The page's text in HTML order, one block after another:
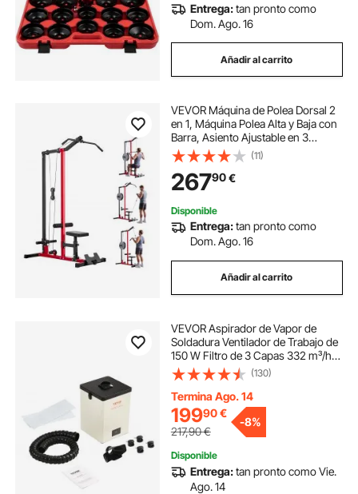
Entrega:tan pronto como
Dom. Ago. 16
Añadir al carrito
VEVOR Máquina de Polea Dorsal 2
en 1, Máquina Polea Alta y Baja con
Barra, Asiento Ajustable en 3
Niveles, Rodillo de Espuma
Ajustable en 4 Niveles, Carga de
227 kg para Dorsal, Pecho, Tríceps
(11)
26790€
Disponible
Entrega:tan pronto como
Dom. Ago. 16
Añadir al carrito
VEVOR Aspirador de Vapor de
Soldadura Ventilador de Trabajo de
150 W Filtro de 3 Capas 332 m³/h
Absorbente de Humo para
Soldadura Compacto para
Reparación de Teléfonos de
Soldadura DIY Impresión 3D
(130)
Termina Ago. 14
19990€
217,90€
-8%
Disponible
Entrega:tan pronto como Vie.
Ago. 14